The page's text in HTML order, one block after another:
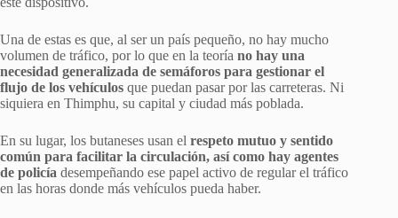
Una de estas es que, al ser un país pequeño, no hay mucho
volumen de tráfico, por lo que en la teoría no hay una
necesidad generalizada de semáforos para gestionar el
flujo de los vehículos que puedan pasar por las carreteras. Ni
siquiera en Thimphu, su capital y ciudad más poblada.
En su lugar, los butaneses usan el respeto mutuo y sentido
común para facilitar la circulación, así como hay agentes
de policía desempeñando ese papel activo de regular el tráfico
en las horas donde más vehículos pueda haber.